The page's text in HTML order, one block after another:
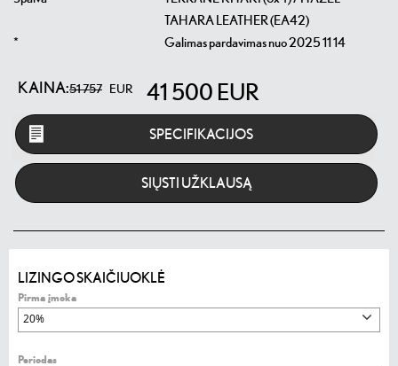
TAHARA LEATHER (EA42)
*
Galimas pardavimas nuo 2025 11 14
KAINA:51 757 EUR 41 500 EUR
SPECIFIKACIJOS
SIŲSTI UŽKLAUSĄ
LIZINGO SKAIČIUOKLĖ
Pirma įmoka
Periodas